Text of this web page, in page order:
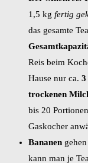
1,5 kg fertig
das gesamte
Reis beim
Hause nur ca. 3
trockenen
bis 20
Gaskocher
Bananen
kann man je